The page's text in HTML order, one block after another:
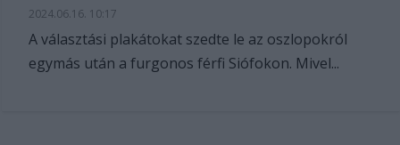
2024.06.16. 10:17
A választási plakátokat szedte le az oszlopokról
egymás után a furgonos férfi Siófokon. Mivel...